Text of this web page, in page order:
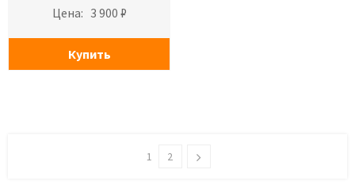
Цена: 3 900 ₽
Купить
1 2